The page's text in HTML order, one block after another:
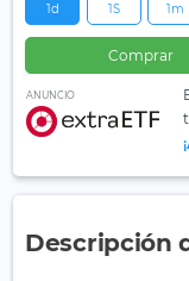
1d 1S 1m
Comprar
ANUNCIO
Descripción